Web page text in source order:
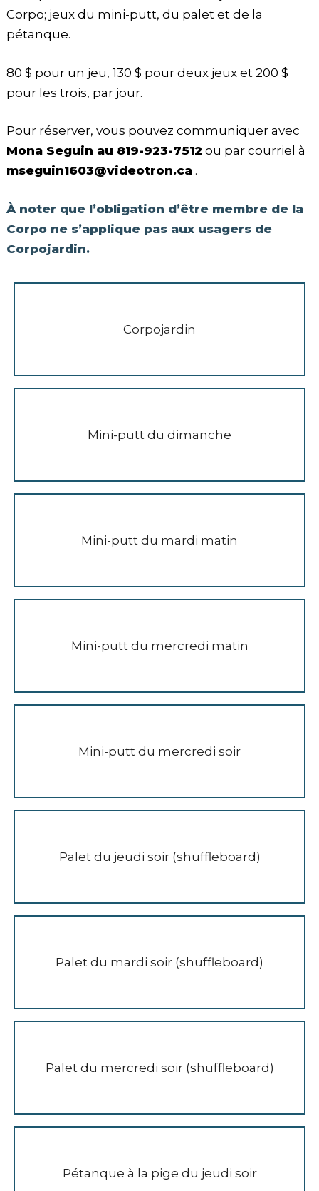
Corpo; jeux du mini-putt, du palet et de la
pétanque.
80 $ pour un jeu, 130 $ pour deux jeux et 200 $
pour les trois, par jour.
Pour réserver, vous pouvez communiquer avec
Mona Seguin au 819-923-7512 ou par courriel à
mseguin1603@videotron.ca.
À noter que l’obligation d’être membre de la
Corpo ne s’applique pas aux usagers de
Corpojardin.
Corpojardin
Mini-putt du dimanche
Mini-putt du mardi matin
Mini-putt du mercredi matin
Mini-putt du mercredi soir
Palet du jeudi soir (shuffleboard)
Palet du mardi soir (shuffleboard)
Palet du mercredi soir (shuffleboard)
Pétanque à la pige du jeudi soir